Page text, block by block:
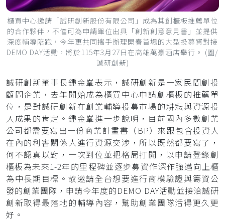
櫃買中心邀請「誠研創新股份有限公司」成為其創櫃板推薦單位
的合作夥伴，不僅可為申請單位出具「創新創意意見書」並提供
深度輔導陪跑，今年更共同攜手辦理開春首場的大型投募資對接
DEMO DAY活動，將於115年3月27日在高雄萬豪酒店舉行。 (圖/
誠研創新)
誠研創新董事長鍾金峯表示，誠研創新是一家民間創投
顧問企業，去年開始成為櫃買中心申請創櫃板的推薦單
位，是對誠研創新在創業輔導投募市場的耕耘與資源投
入成果的肯定。鍾金峯進一步說明，目前國內多數創業
公司都需要寫出一份商業計畫書（BP）來跟包含投資人
在內的利害關係人進行資源交涉，所以既然都要寫了，
何不認真以對，一次到位並把格局打開，以申請登錄創
櫃板為未來1-2年的里程碑並逐步募資作深作強邁向上櫃
為中長期目標。故邀請全台想要進行商模驗證與籌資公
發的創業團隊，申請今年度的DEMO DAY活動並接洽誠研
創新取得最落地的輔導內容，幫助創業團隊活得更久更
好。